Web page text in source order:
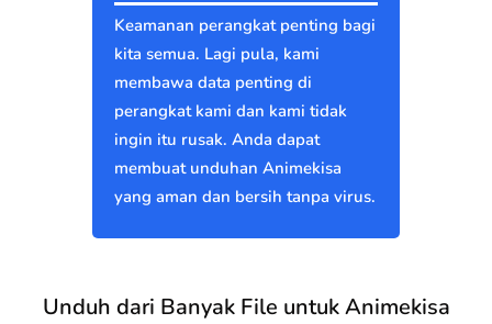
Keamanan perangkat penting bagi
kita semua. Lagi pula, kami
membawa data penting di
perangkat kami dan kami tidak
ingin itu rusak. Anda dapat
membuat unduhan Animekisa
yang aman dan bersih tanpa virus.
Unduh dari Banyak File untuk Animekisa